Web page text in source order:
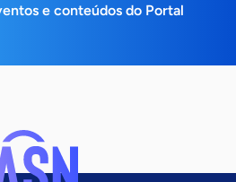
e conteúdos do Portal